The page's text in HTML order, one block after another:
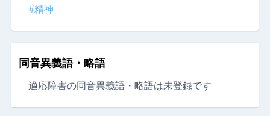
#精神
同音異義語・略語
適応障害の同音異義語・略語は未登録です